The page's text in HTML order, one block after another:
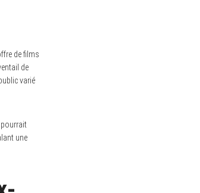
de films
de
varié
pourrait
une